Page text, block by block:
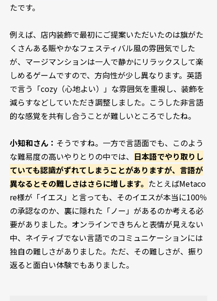
たです。
例えば、店内装飾で最初にご提案いただいたのは旗がた
くさんある賑やかなフェスティバル風の雰囲気でした
が、マージマンションは一人で静かにリラックスして楽
しめるゲームですので、方向性が少し異なります。英語
で言う「cozy（心地よい）」な雰囲気を重視し、装飾を
減らすなどしていただき調整しました。こうした非言語
的な感覚を共有し合うことが難しいところでしたね。
小知和さん： そうですね。一方で言語面でも、このよう
な難易度の高いやりとりの中では、 日本語でやり取りし
ていても認識がずれてしまうことがありますが、言語が
異なるとその難しさはさらに増します。 たとえばMetaco
re様が「イエス」と言っても、そのイエスが本当に100％
の承認なのか、裏に隠れた「ノー」があるのか考える必
要がありました。オンラインできちんと表情が見えない
中、ネイティブでない言語でのコミュニケーションには
独自の難しさがありました。ただ、その難しさが、振り
返ると面白い体験でもありました。